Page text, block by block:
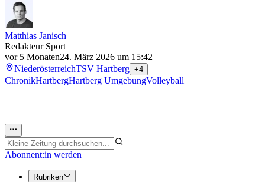
Matthias Janisch
Redakteur Sport
vor 5 Monaten24. März 2026 um 15:42
NiederösterreichTSV Hartberg +4
ChronikHartbergHartberg UmgebungVolleyball
Abonnent:in werden
Rubriken